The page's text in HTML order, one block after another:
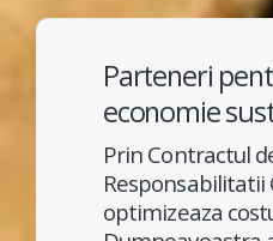
Parteneri
economie
Prin Contractul
Responsabilitatii
optimizeaza